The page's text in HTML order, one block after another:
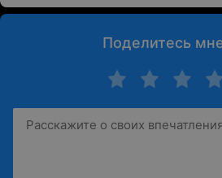
Поделитесь